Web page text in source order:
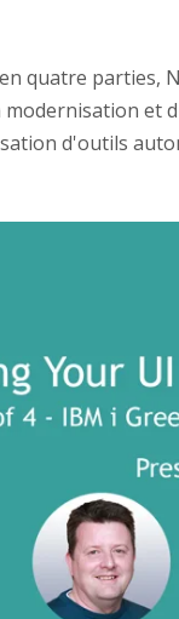
quatre parties,
et
d'outils